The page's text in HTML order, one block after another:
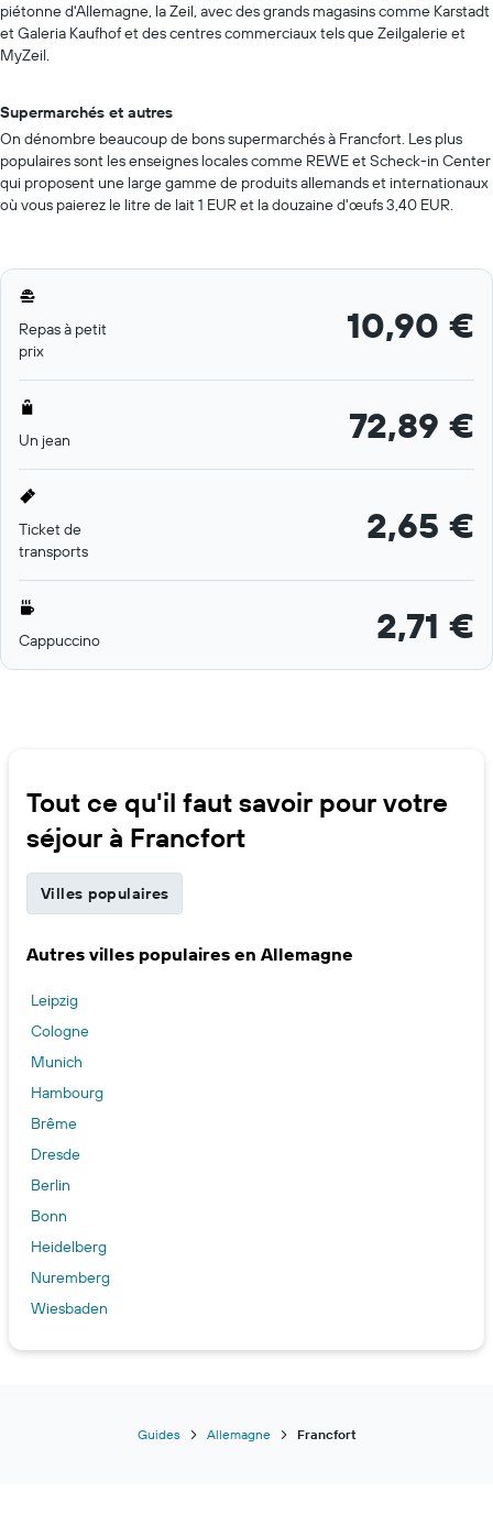
piétonne d'Allemagne, la Zeil, avec des grands magasins comme Karstadt
et Galeria Kaufhof et des centres commerciaux tels que Zeilgalerie et
MyZeil.
Supermarchés et autres
On dénombre beaucoup de bons supermarchés à Francfort. Les plus
populaires sont les enseignes locales comme REWE et Scheck-in Center
qui proposent une large gamme de produits allemands et internationaux
où vous paierez le litre de lait 1 EUR et la douzaine d'œufs 3,40 EUR.
Repas à petit
prix
10,90 €
Un jean 72,89 €
Ticket de
transports
2,65 €
Cappuccino 2,71 €
Tout ce qu'il faut savoir pour votre
séjour à Francfort
Villes populaires
Autres villes populaires en Allemagne
Leipzig
Cologne
Munich
Hambourg
Brême
Dresde
Berlin
Bonn
Heidelberg
Nuremberg
Wiesbaden
Guides Allemagne Francfort